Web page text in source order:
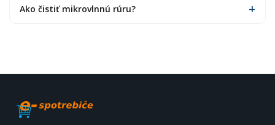
Ako čistiť mikrovlnnú rúru?